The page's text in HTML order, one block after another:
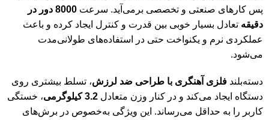
پس کارهای صنعتی و تخصصی برمی‌آید. سرعت
8000 دور در
دقیقه تعادل بسیار خوبی بین قدرت و کنترل ایجاد کرده و باعث
عملکردی نرم و یکنواخت حتی در استفاده‌های طولانی‌مدت
می‌شود.
دسته‌بلند فلزی آهنگری با طراحی ضد لرزش، تسلط بیشتری روی
دستگاه ایجاد می‌کند و در کنار وزن متعادل 3.2 کیلوگرمی
، خستگی
کاربر را به حداقل می‌رساند. این ویژگی به‌خصوص در برش‌های